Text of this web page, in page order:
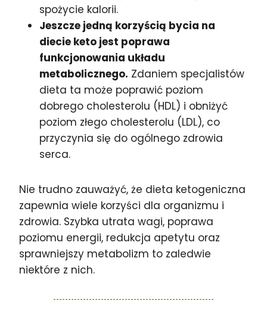
spożycie kalorii.
Jeszcze jedną korzyścią bycia na
diecie keto jest poprawa
funkcjonowania układu
metabolicznego. Zdaniem specjalistów
dieta ta może poprawić poziom
dobrego cholesterolu (HDL) i obniżyć
poziom złego cholesterolu (LDL), co
przyczynia się do ogólnego zdrowia
serca.
Nie trudno zauważyć, że dieta ketogeniczna
zapewnia wiele korzyści dla organizmu i
zdrowia. Szybka utrata wagi, poprawa
poziomu energii, redukcja apetytu oraz
sprawniejszy metabolizm to zaledwie
niektóre z nich.